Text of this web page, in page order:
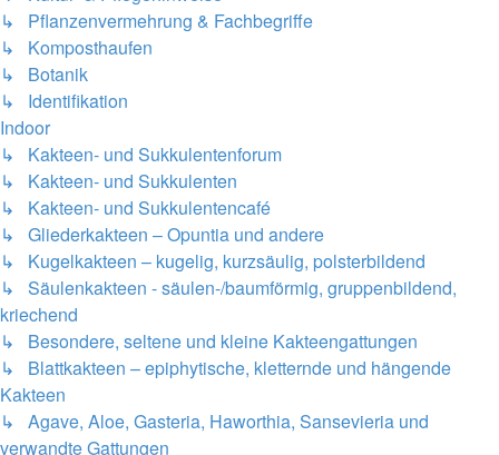
↳ Pflanzenvermehrung & Fachbegriffe
↳ Komposthaufen
↳ Botanik
↳ Identifikation
Indoor
↳ Kakteen- und Sukkulentenforum
↳ Kakteen- und Sukkulenten
↳ Kakteen- und Sukkulentencafé
↳ Gliederkakteen – Opuntia und andere
↳ Kugelkakteen – kugelig, kurzsäulig, polsterbildend
↳ Säulenkakteen - säulen-/baumförmig, gruppenbildend,
kriechend
↳ Besondere, seltene und kleine Kakteengattungen
↳ Blattkakteen – epiphytische, kletternde und hängende
Kakteen
↳ Agave, Aloe, Gasteria, Haworthia, Sansevieria und
verwandte Gattungen